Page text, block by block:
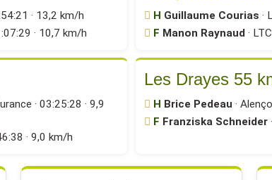
· 13,2 km/h
· 10,7 km/h
H Guillaume Courias ·
F Manon Raynaud·
· 03:25:28 · 9,9
· 9,0 km/h
Les Drayes 55
H Brice Pedeau ·
F Franziska Schneider